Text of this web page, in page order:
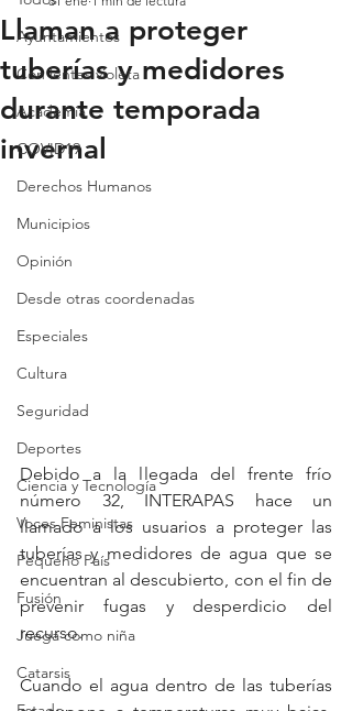
Ayuntamientos
Con lentes violeta
Academia
COVID19
Derechos Humanos
Municipios
Opinión
Desde otras coordenadas
Especiales
Cultura
Seguridad
Deportes
Ciencia y Tecnología
Voces Feministas
Pequeño País
Fusión
Juega como niña
Catarsis
Llaman a proteger
tuberías y medidores
durante temporada
invernal
Debido a la llegada del frente frío
número 32, INTERAPAS hace un
llamado a los usuarios a proteger las
tuberías y medidores de agua que se
encuentran al descubierto, con el fin de
prevenir fugas y desperdicio del
recurso.
Cuando el agua dentro de las tuberías